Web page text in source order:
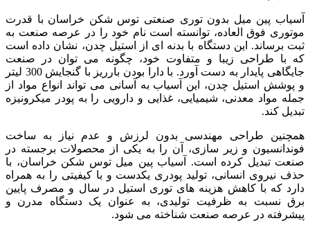
آسیاب پین میل بدون توری صنعتی توس شکن خراسان با قدرت
موتوری فوق العاده، توانسته است نام خود را در عرصه صنعت به
ثبت برساند. این دستگاه با بدنه ای از استیل چدن، نشان داده است
که با طراحی زیبا و متفاوت خود، چگونه می توان در صنعت
جایگاهی پایدار به دست آورد. با دارا بودن بارریز با گنجایش 300 لیتر
و پوشش استیل چدن، این آسیاب به آسانی می تواند انواع مواد از
جمله مواد معدنی، شیمیایی، غذایی و دارویی را به پودر میکرونیزه
تبدیل کند.
همچنین طراحی مهندسی بدون لرزش و عدم نیاز به ساخت
فوندانسیون و زیر سازی، آن را به یکی از محصولات برجسته در
صنعت تبدیل کرده است. آسیاب پین میل توس شکن خراسان، با
حذف نیروی انسانی، تولید پودری یکدست و با کیفیتی را به همراه
دارد که با کاهش هزینه های توری استیل در سال و مصرف پایین
برق نسبت به ظرفیت تولیدی، به عنوان یک دستگاه مدرن و
پیشرفته در عرصه صنعت شناخته می شود.